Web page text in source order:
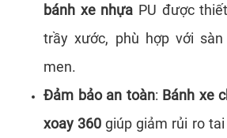
bánh xe nhựa PU được
trầy xước, phù hợp với
men.
Đảm bảo an toàn: Bánh xe
xoay 360 giúp giảm rủi ro